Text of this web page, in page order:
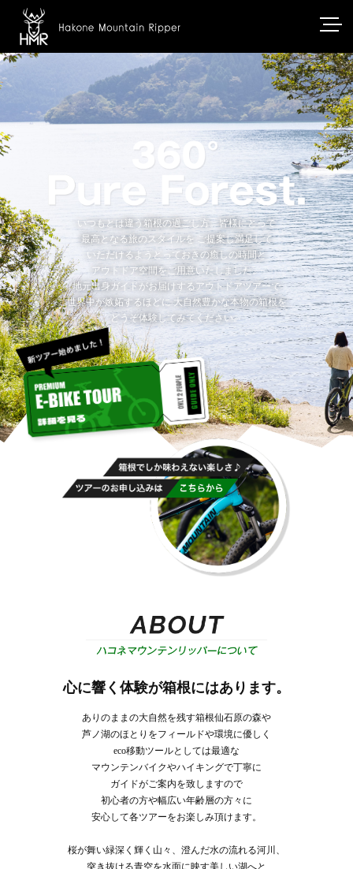
いつもとは違う箱根の過ごし方。皆様にとって
最高となる旅のスタイルを ご提案し満足して
いただけるようとっておきの癒しの時間と
アウトドア空間をご用意いたしました。
地元出身ガイドがお届けするアウトドアツアーで
世界中が嫉妬するほどに大自然豊かな本物の箱根を
どうぞ体験してみてください。
心に響く体験が箱根にはあります。
ありのままの大自然を残す箱根仙石原の森や
芦ノ湖のほとりをフィールドや環境に優しく
eco移動ツールとしては最適な
マウンテンバイクやハイキングで丁寧に
ガイドがご案内を致しますので
初心者の方や幅広い年齢層の方々に
安心して各ツアーをお楽しみ頂けます。
桜が舞い緑深く輝く山々、澄んだ水の流れる河川、
突き抜ける青空を水面に映す美しい湖へと